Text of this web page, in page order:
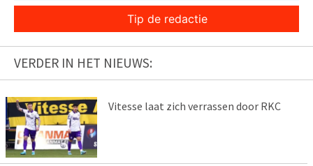
Tip de redactie
VERDER IN HET NIEUWS:
Vitesse laat zich verrassen door RKC